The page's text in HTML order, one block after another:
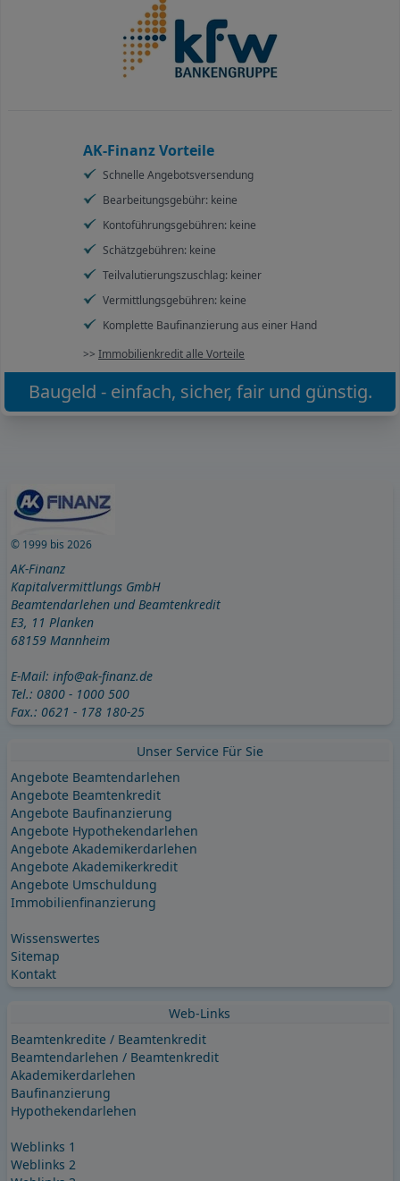
AK-Finanz Vorteile
Schnelle Angebotsversendung
Bearbeitungsgebühr: keine
Kontoführungsgebühren: keine
Schätzgebühren: keine
Teilvalutierungszuschlag: keiner
Vermittlungsgebühren: keine
Komplette Baufinanzierung aus einer Hand
>> Immobilienkredit alle Vorteile
Baugeld - einfach, sicher, fair und günstig.
© 1999 bis 2026
AK-Finanz
Kapitalvermittlungs GmbH
Beamtendarlehen und Beamtenkredit
E3, 11 Planken
68159 Mannheim
E-Mail: info@ak-finanz.de
Tel.: 0800 - 1000 500
Fax.: 0621 - 178 180-25
Unser Service Für Sie
Angebote Beamtendarlehen
Angebote Beamtenkredit
Angebote Baufinanzierung
Angebote Hypothekendarlehen
Angebote Akademikerdarlehen
Angebote Akademikerkredit
Angebote Umschuldung
Immobilienfinanzierung
Wissenswertes
Sitemap
Kontakt
Web-Links
Beamtenkredite / Beamtenkredit
Beamtendarlehen / Beamtenkredit
Akademikerdarlehen
Baufinanzierung
Hypothekendarlehen
Weblinks 1
Weblinks 2